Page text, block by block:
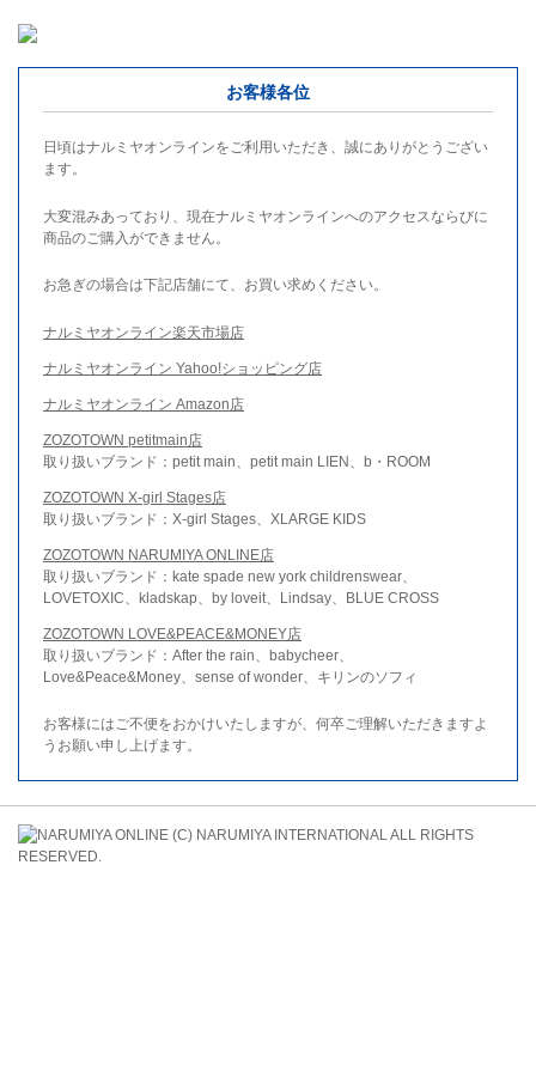
お客様各位
日頃はナルミヤオンラインをご利用いただき、誠にありがとうござい
ます。
大変混みあっており、現在ナルミヤオンラインへのアクセスならびに
商品のご購入ができません。
お急ぎの場合は下記店舗にて、お買い求めください。
ナルミヤオンライン楽天市場店
ナルミヤオンライン Yahoo!ショッピング店
ナルミヤオンライン Amazon店
ZOZOTOWN petitmain店
取り扱いブランド：petit main、petit main LIEN、b・ROOM
ZOZOTOWN X-girl Stages店
取り扱いブランド：X-girl Stages、XLARGE KIDS
ZOZOTOWN NARUMIYA ONLINE店
取り扱いブランド：kate spade new york childrenswear、
LOVETOXIC、kladskap、by loveit、Lindsay、BLUE CROSS
ZOZOTOWN LOVE&PEACE&MONEY店
取り扱いブランド：After the rain、babycheer、
Love&Peace&Money、sense of wonder、キリンのソフィ
お客様にはご不便をおかけいたしますが、何卒ご理解いただきますよ
うお願い申し上げます。